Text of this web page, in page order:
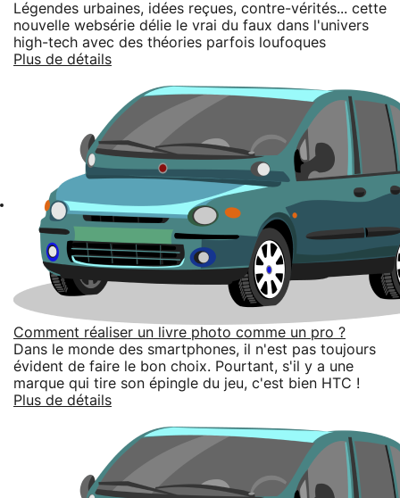
Légendes urbaines, idées reçues, contre-vérités... cette
nouvelle websérie délie le vrai du faux dans l'univers
high-tech avec des théories parfois loufoques
Plus de détails
Comment réaliser un livre photo comme un pro ?
Dans le monde des smartphones, il n'est pas toujours
évident de faire le bon choix. Pourtant, s'il y a une
marque qui tire son épingle du jeu, c'est bien HTC !
Plus de détails